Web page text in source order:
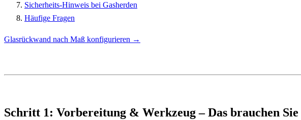
Sicherheits-Hinweis bei Gasherden
Häufige Fragen
Glasrückwand nach Maß konfigurieren →
Schritt 1: Vorbereitung & Werkzeug– Das brauchen